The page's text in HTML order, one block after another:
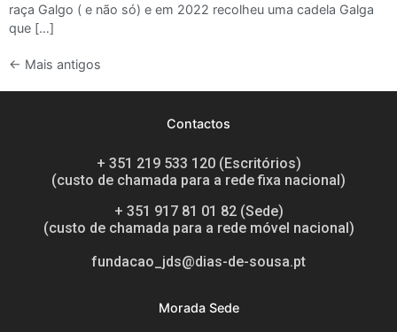
raça Galgo ( e não só) e em 2022 recolheu uma cadela Galga
que […]
← Mais antigos
Contactos
+ 351 219 533 120 (Escritórios)
(custo de chamada para a rede fixa nacional)
+ 351 917 81 01 82 (Sede)
(custo de chamada para a rede móvel nacional)
fundacao_jds@dias-de-sousa.pt
Morada Sede